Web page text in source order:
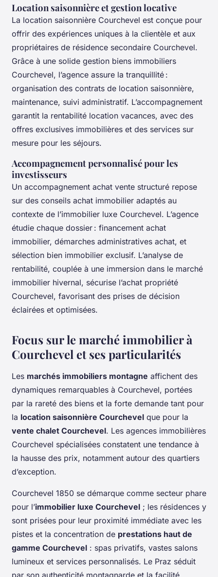
Location saisonnière et gestion locative
La location saisonnière Courchevel est conçue pour
offrir des expériences uniques à la clientèle et aux
propriétaires de résidence secondaire Courchevel.
Grâce à une solide gestion biens immobiliers
Courchevel, l’agence assure la tranquillité :
organisation des contrats de location saisonnière,
maintenance, suivi administratif. L’accompagnement
garantit la rentabilité location vacances, avec des
offres exclusives immobilières et des services sur
mesure pour les séjours.
Accompagnement personnalisé pour les
investisseurs
Un accompagnement achat vente structuré repose
sur des conseils achat immobilier adaptés au
contexte de l’immobilier luxe Courchevel. L’agence
étudie chaque dossier : financement achat
immobilier, démarches administratives achat, et
sélection bien immobilier exclusif. L’analyse de
rentabilité, couplée à une immersion dans le marché
immobilier hivernal, sécurise l’achat propriété
Courchevel, favorisant des prises de décision
éclairées et optimisées.
Focus sur le marché immobilier à
Courchevel et ses particularités
Les marchés immobiliers montagne affichent des
dynamiques remarquables à Courchevel, portées
par la rareté des biens et la forte demande tant pour
la location saisonnière Courchevel que pour la
vente chalet Courchevel. Les agences immobilières
Courchevel spécialisées constatent une tendance à
la hausse des prix, notamment autour des quartiers
d’exception.
Courchevel 1850 se démarque comme secteur phare
pour l’immobilier luxe Courchevel ; les résidences y
sont prisées pour leur proximité immédiate avec les
pistes et la concentration de prestations haut de
gamme Courchevel : spas privatifs, vastes salons
lumineux et services personnalisés. Le Praz séduit
par son authenticité montagnarde et la facilité